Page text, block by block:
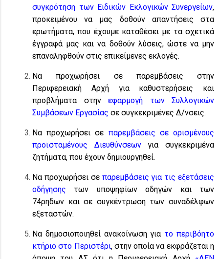
συγκρότηση των Ειδικών Εκλογικών Συνεργείων,
προκειμένου να μας δοθούν απαντήσεις στα
ερωτήματα, που έχουμε καταθέσει με τα σχετικά
έγγραφά μας και να δοθούν λύσεις, ώστε να μην
επαναληφθούν στις επικείμενες εκλογές.
Να προχωρήσει σε παρεμβάσεις στην
Περιφερειακή Αρχή για καθυστερήσεις και
προβλήματα στην εφαρμογή των Συλλογικών
Συμβάσεων Εργασίας σε συγκεκριμένες Δ/νσεις.
Να προχωρήσει σε παρεμβάσεις σε ορισμένους
προϊσταμένους Διευθύνσεωνγια συγκεκριμένα
ζητήματα, που έχουν δημιουργηθεί.
Να προχωρήσει σε παρεμβάσεις για τις εξετάσεις
οδήγησης των υποψηφίων οδηγών και των
74ρηδων και σε συγκέντρωση των συναδέλφων
εξεταστών.
Να δημοσιοποιηθεί ανακοίνωση για το περιβόητο
κτήριο στο Περιστέρι, στην οποία να εκφράζεται η